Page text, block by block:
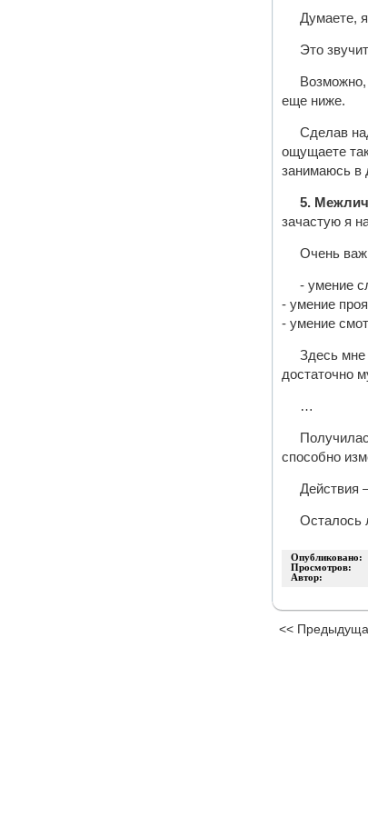
Думаете,
Это
еще ниже.
Сделав
ощущаете
занимаюсь в
5.
зачастую я
Очень
- умение
- умение
- умение
Здесь мне
достаточно
…
способно
Действия
Осталось
Опубликовано:
Просмотров:
Автор:
<<